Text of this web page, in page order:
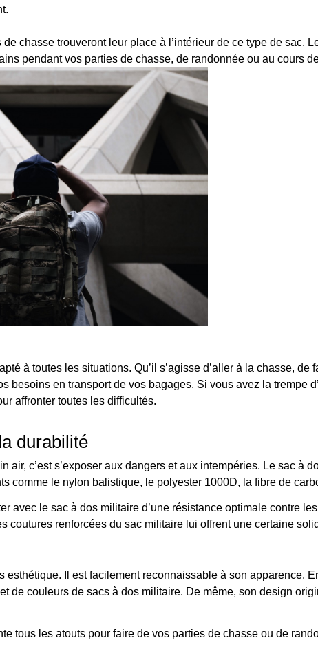
chasse trouveront leur place à l’intérieur de ce type de sac.
pendant vos parties de chasse, de randonnée ou au cours
à toutes les situations. Qu’il s’agisse d’aller à la chasse,
besoins en transport de vos bagages. Si vous avez la trempe
affronter toutes les difficultés.
durabilité
air, c’est s’exposer aux dangers et aux intempéries. Le sac à
comme le nylon balistique, le polyester 1000D, la fibre de
avec le sac à dos militaire d’une résistance optimale contre
coutures renforcées du sac militaire lui offrent une certaine
esthétique. Il est facilement reconnaissable à son apparence.
de couleurs de sacs à dos militaire. De même, son design
tous les atouts pour faire de vos parties de chasse ou de